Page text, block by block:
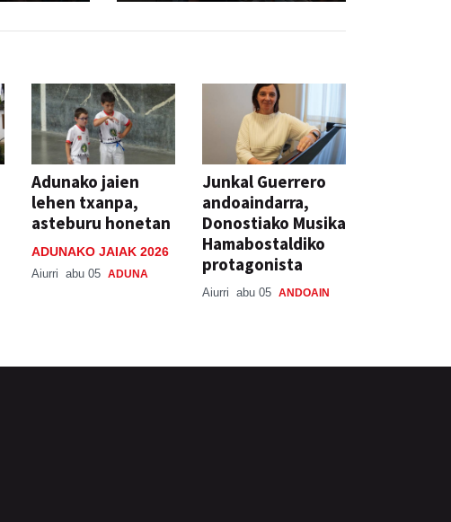
Adunako jaien
lehen txanpa,
asteburu honetan
ADUNAKO JAIAK 2026
Aiurri abu 05 ADUNA
Junkal Guerrero
andoaindarra,
Donostiako Musika
Hamabostaldiko
protagonista
Aiurri abu 05 ANDOAIN